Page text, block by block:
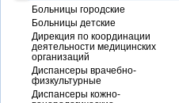
Больницы городские
Больницы детские
Дирекция по координации
деятельности медицинских
организаций
Диспансеры врачебно-
физкультурные
Диспансеры кожно-